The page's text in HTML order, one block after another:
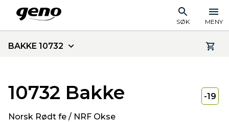
SØK MENY
BAKKE 10732
10732 Bakke
Norsk Rødt fe / NRF Okse
-19